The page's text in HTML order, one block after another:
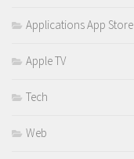
Applications App Store
Apple TV
Tech
Web